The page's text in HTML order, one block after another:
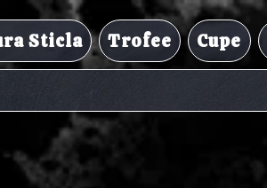
Sticla Trofee Cupe